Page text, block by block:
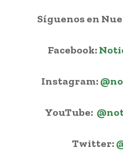
Síguenos en
Facebook:
Instagram:
YouTube:
Twitter: